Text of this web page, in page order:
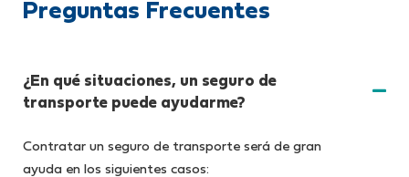
Preguntas Frecuentes
¿En qué situaciones, un seguro de
transporte puede ayudarme?
Contratar un seguro de transporte será de gran
ayuda en los siguientes casos: